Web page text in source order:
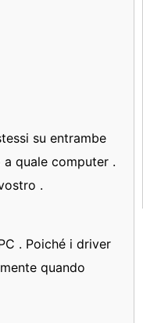
su entrambe
quale computer .
.
. Poiché i driver
quando